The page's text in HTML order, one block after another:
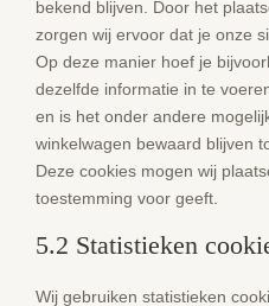
bekend blijven. Door het
zorgen wij ervoor dat je onze
Op deze manier hoef je
dezelfde informatie in te
en is het onder andere
winkelwagen bewaard blijven
Deze cookies mogen wij
toestemming voor geeft.
5.2 Statistieken
Wij gebruiken statistieken